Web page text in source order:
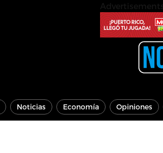
Noticias Economía Opiniones